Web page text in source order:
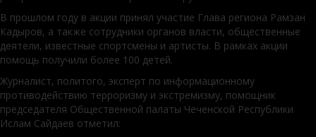
В прошлом году в акции принял участие Глава региона Рамзан
Кадыров, а также сотрудники органов власти, общественные
деятели, известные спортсмены и артисты. В рамках акции
помощь получили более 100 детей.
Журналист, политого, эксперт по информационному
противодействию терроризму и экстремизму, помощник
председателя Общественной палаты Чеченской Республики
Ислам Сайдаев отметил: